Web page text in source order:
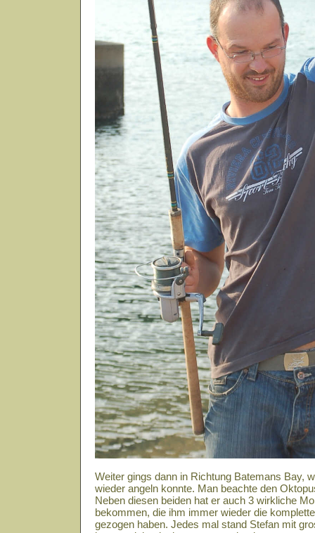
Weiter gings dann in Richtung Batemans Bay,
wieder angeln konnte. Man beachte den
Neben diesen beiden hat er auch 3 wirkliche
bekommen, die ihm immer wieder die
gezogen haben. Jedes mal stand Stefan mit